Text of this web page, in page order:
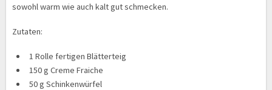
sowohl warm wie auch kalt gut schmecken.
Zutaten:
1 Rolle fertigen Blätterteig
150 g Creme Fraiche
50 g Schinkenwürfel